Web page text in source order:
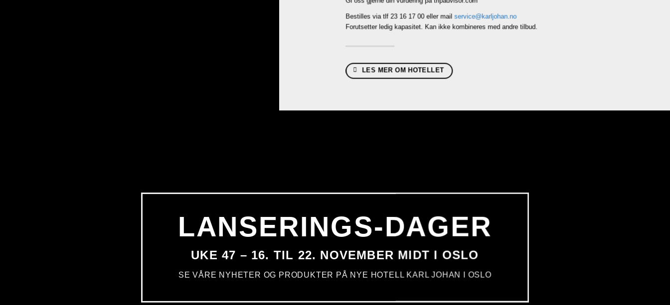
Bestilles via tlf 23 16 17 00 eller mailservice@karljohan.no
Forutsetter ledig kapasitet. Kan ikke kombineres med andre tilbud.
LES MER OM HOTELLET
LANSERINGS-DAGER
UKE 47 – 16. TIL 22. NOVEMBER MIDT I OSLO
SE VÅRE NYHETER OG PRODUKTER PÅ NYE HOTELL KARL JOHAN I OSLO